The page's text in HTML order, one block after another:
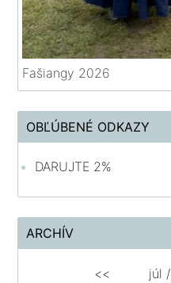
Fašiangy 2026
OBĽÚBENÉ ODKAZY
DARUJTE 2%
ARCHÍV
<< júl /